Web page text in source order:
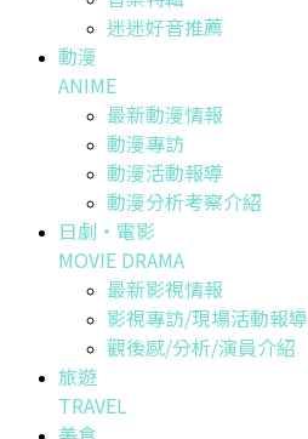
迷迷好音推薦
動漫
ANIME
最新動漫情報
動漫專訪
動漫活動報導
動漫分析考察介紹
日劇・電影
MOVIE DRAMA
最新影視情報
影視專訪/現場活動報導
觀後感/分析/演員介紹
旅遊
TRAVEL